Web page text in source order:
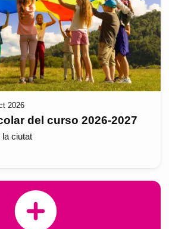
2026
del curso 2026-2027
ciutat